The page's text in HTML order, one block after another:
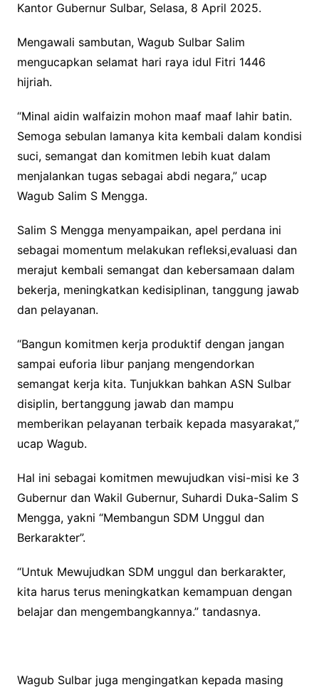
Kantor Gubernur Sulbar, Selasa, 8 April 2025.
Mengawali sambutan, Wagub Sulbar Salim
mengucapkan selamat hari raya idul Fitri 1446
hijriah.
“Minal aidin walfaizin mohon maaf maaf lahir batin.
Semoga sebulan lamanya kita kembali dalam kondisi
suci, semangat dan komitmen lebih kuat dalam
menjalankan tugas sebagai abdi negara,” ucap
Wagub Salim S Mengga.
Salim S Mengga menyampaikan, apel perdana ini
sebagai momentum melakukan refleksi,evaluasi dan
merajut kembali semangat dan kebersamaan dalam
bekerja, meningkatkan kedisiplinan, tanggung jawab
dan pelayanan.
“Bangun komitmen kerja produktif dengan jangan
sampai euforia libur panjang mengendorkan
semangat kerja kita. Tunjukkan bahkan ASN Sulbar
disiplin, bertanggung jawab dan mampu
memberikan pelayanan terbaik kepada masyarakat,”
ucap Wagub.
Hal ini sebagai komitmen mewujudkan visi-misi ke 3
Gubernur dan Wakil Gubernur, Suhardi Duka-Salim S
Mengga, yakni “Membangun SDM Unggul dan
Berkarakter”.
“Untuk Mewujudkan SDM unggul dan berkarakter,
kita harus terus meningkatkan kemampuan dengan
belajar dan mengembangkannya.” tandasnya.
Wagub Sulbar juga mengingatkan kepada masing